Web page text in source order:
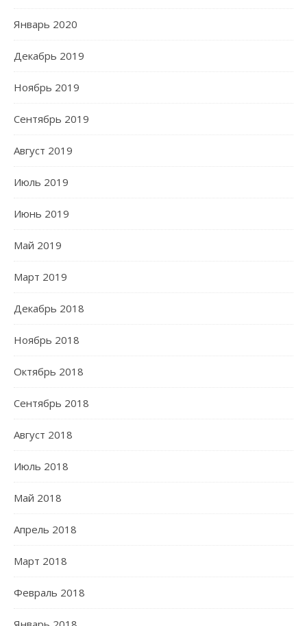
Январь 2020
Декабрь 2019
Ноябрь 2019
Сентябрь 2019
Август 2019
Июль 2019
Июнь 2019
Май 2019
Март 2019
Декабрь 2018
Ноябрь 2018
Октябрь 2018
Сентябрь 2018
Август 2018
Июль 2018
Май 2018
Апрель 2018
Март 2018
Февраль 2018